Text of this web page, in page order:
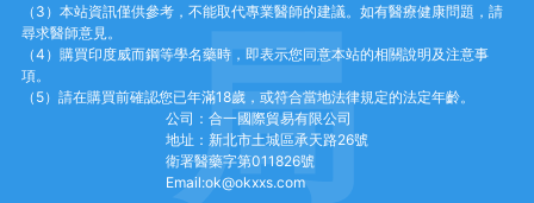
（3）本站資訊僅供參考，不能取代專業醫師的建議。如有醫療健康問題，請
尋求醫師意見。
（4）購買印度威而鋼等學名藥時，即表示您同意本站的相關說明及注意事
項。
（5）請在購買前確認您已年滿18歲，或符合當地法律規定的法定年齡。
公司：合一國際貿易有限公司
地址：新北市土城區承天路26號
衛署醫藥字第011826號
Email:ok@okxxs.com
局